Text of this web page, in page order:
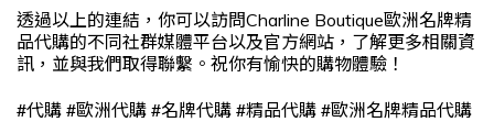
透過以上的連結，你可以訪問Charline Boutique歐洲名牌精
品代購的不同社群媒體平台以及官方網站，了解更多相關資
訊，並與我們取得聯繫。祝你有愉快的購物體驗！
#代購 #歐洲代購 #名牌代購 #精品代購 #歐洲名牌精品代購